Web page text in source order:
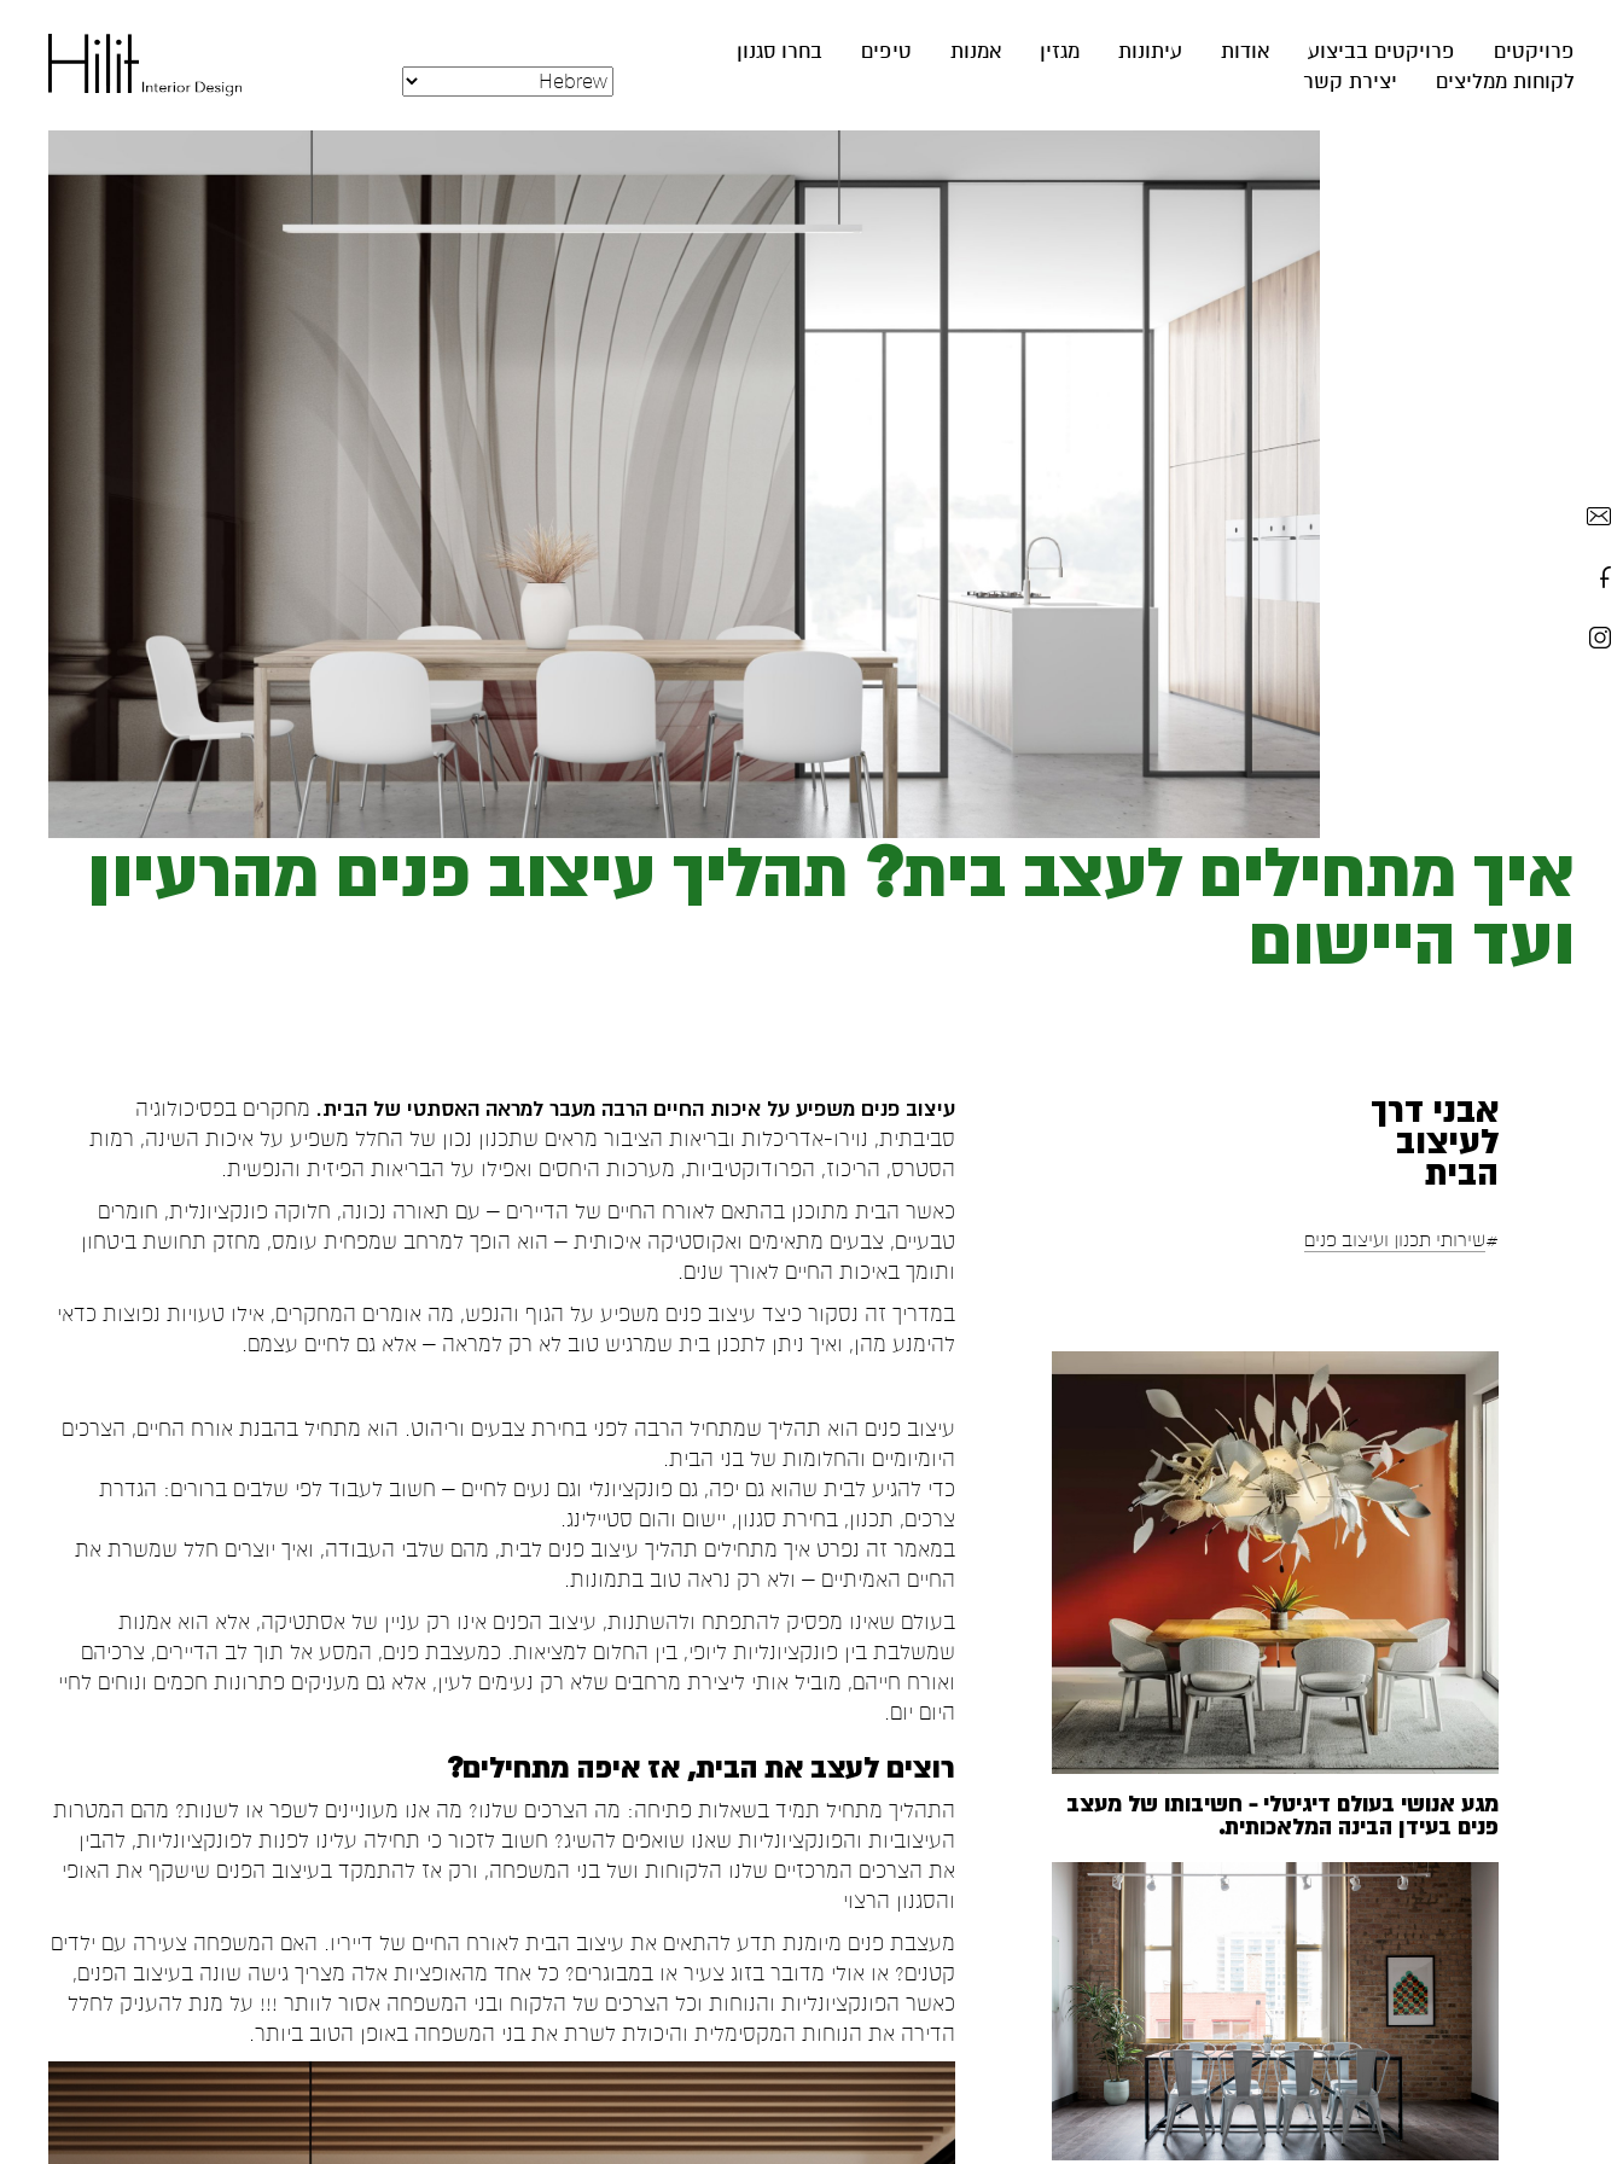
פרויקטים פרויקטים בביצוע אודות עיתונות מגזין אמנות טיפים
בחרו סגנון
לקוחות ממליצים
יצירת קשר
איך מתחילים לעצב בית? תהליך עיצוב פנים מהרעיון
ועד היישום
אבני דרך
לעיצוב
הבית
#שירותי תכנון ועיצוב פנים
מגע אנושי בעולם דיגיטלי – חשיבותו של מעצב
פנים בעידן הבינה המלאכותית.
עיצוב פנים משפיע על איכות החיים הרבה מעבר למראה האסתטי של הבית. מחקרים בפסיכולוגיה
סביבתית, נוירו-אדריכלות ובריאות הציבור מראים שתכנון נכון של החלל משפיע על איכות השינה, רמות
הסטרס, הריכוז, הפרודוקטיביות, מערכות היחסים ואפילו על הבריאות הפיזית והנפשית.
כאשר הבית מתוכנן בהתאם לאורח החיים של הדיירים – עם תאורה נכונה, חלוקה פונקציונלית, חומרים
טבעיים, צבעים מתאימים ואקוסטיקה איכותית – הוא הופך למרחב שמפחית עומס, מחזק תחושת ביטחון
ותומך באיכות החיים לאורך שנים.
במדריך זה נסקור כיצד עיצוב פנים משפיע על הגוף והנפש, מה אומרים המחקרים, אילו טעויות נפוצות כדאי
להימנע מהן, ואיך ניתן לתכנן בית שמרגיש טוב לא רק למראה – אלא גם לחיים עצמם.
עיצוב פנים הוא תהליך שמתחיל הרבה לפני בחירת צבעים וריהוט. הוא מתחיל בהבנת אורח החיים, הצרכים
היומיומיים והחלומות של בני הבית.
כדי להגיע לבית שהוא גם יפה, גם פונקציונלי וגם נעים לחיים – חשוב לעבוד לפי שלבים ברורים: הגדרת
צרכים, תכנון, בחירת סגנון, יישום והום סטיילינג.
במאמר זה נפרט איך מתחילים תהליך עיצוב פנים לבית, מהם שלבי העבודה, ואיך יוצרים חלל שמשרת את
החיים האמיתיים – ולא רק נראה טוב בתמונות.
בעולם שאינו מפסיק להתפתח ולהשתנות, עיצוב הפנים אינו רק עניין של אסתטיקה, אלא הוא אמנות
שמשלבת בין פונקציונליות ליופי, בין החלום למציאות. כמעצבת פנים, המסע אל תוך לב הדיירים, צרכיהם
ואורח חייהם, מוביל אותי ליצירת מרחבים שלא רק נעימים לעין, אלא גם מעניקים פתרונות חכמים ונוחים לחיי
היום יום.
רוצים לעצב את הבית, אז איפה מתחילים?
התהליך מתחיל תמיד בשאלות פתיחה: מה הצרכים שלנו? מה אנו מעוניינים לשפר או לשנות? מהם המטרות
העיצוביות והפונקציונליות שאנו שואפים להשיג? חשוב לזכור כי תחילה עלינו לפנות לפונקציונליות, להבין
את הצרכים המרכזיים שלנו הלקוחות ושל בני המשפחה, ורק אז להתמקד בעיצוב הפנים שישקף את האופי
והסגנון הרצוי
מעצבת פנים מיומנת תדע להתאים את עיצוב הבית לאורח החיים של דייריו. האם המשפחה צעירה עם ילדים
קטנים? או אולי מדובר בזוג צעיר או במבוגרים? כל אחד מהאופציות אלה מצריך גישה שונה בעיצוב הפנים,
כאשר הפונקציונליות והנוחות וכל הצרכים של הלקוח ובני המשפחה אסור לוותר !!! על מנת להעניק לחלל
הדירה את הנוחות המקסימלית והיכולת לשרת את בני המשפחה באופן הטוב ביותר.